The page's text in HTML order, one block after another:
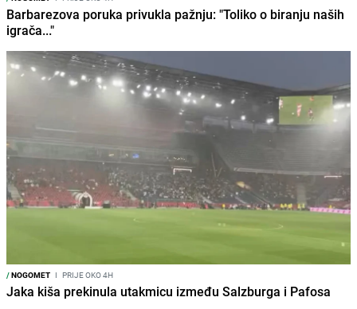
Barbarezova poruka privukla pažnju: "Toliko o biranju naših
igrača..."
/NOGOMET I PRIJE OKO 4H
Jaka kiša prekinula utakmicu između Salzburga i Pafosa